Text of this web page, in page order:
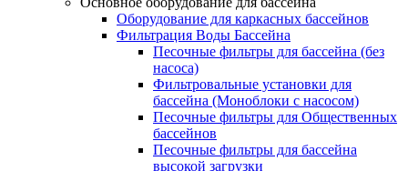
Оборудование для каркасных бассейнов
Фильтрация Воды Бассейна
Песочные фильтры для бассейна (без
насоса)
Фильтровальные установки для
бассейна (Моноблоки с насосом)
Песочные фильтры для Общественных
бассейнов
Песочные фильтры для бассейна
высокой загрузки